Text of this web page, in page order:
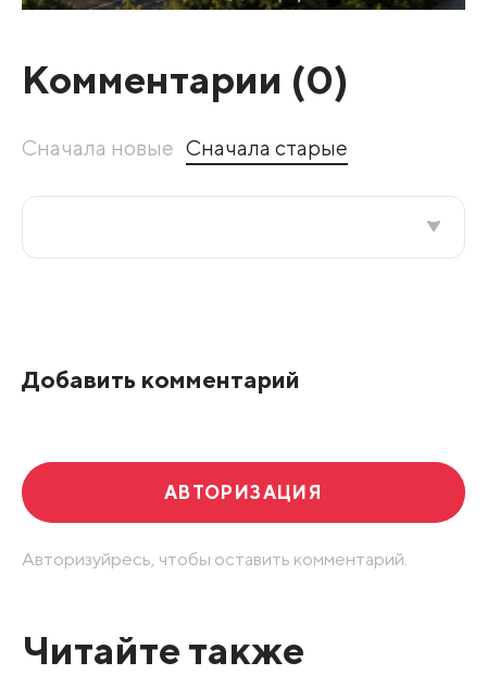
Комментарии (0)
Сначала новые Сначала старые
Добавить комментарий
АВТОРИЗАЦИЯ
Авторизуйресь, чтобы оставить комментарий.
Читайте также